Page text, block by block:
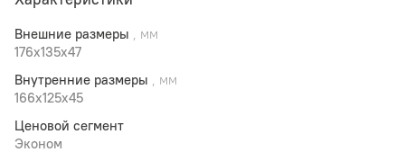
Внешние размеры , мм
176x135x47
Внутренние размеры , мм
166x125x45
Ценовой сегмент
Эконом